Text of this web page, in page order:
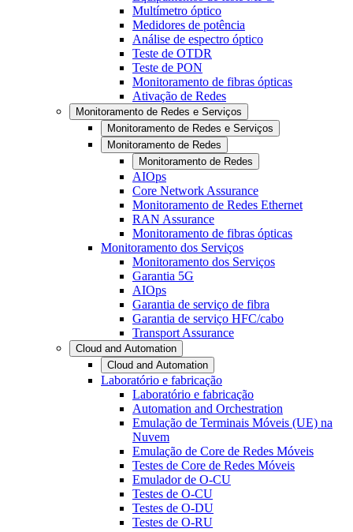
Multímetro óptico
Medidores de potência
Análise de espectro óptico
Teste de OTDR
Teste de PON
Monitoramento de fibras ópticas
Ativação de Redes
Monitoramento de Redes e Serviços
Monitoramento de Redes e Serviços
Monitoramento de Redes
Monitoramento de Redes
AIOps
Core Network Assurance
Monitoramento de Redes Ethernet
RAN Assurance
Monitoramento de fibras ópticas
Monitoramento dos Serviços
Monitoramento dos Serviços
Garantia 5G
AIOps
Garantia de serviço de fibra
Garantia de serviço HFC/cabo
Transport Assurance
Cloud and Automation
Cloud and Automation
Laboratório e fabricação
Laboratório e fabricação
Automation and Orchestration
Emulação de Terminais Móveis (UE) na
Nuvem
Emulação de Core de Redes Móveis
Testes de Core de Redes Móveis
Emulador de O-CU
Testes de O-CU
Testes de O-DU
Testes de O-RU